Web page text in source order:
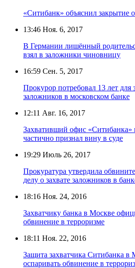
«Ситибанк» объяснил закрытие
13:46 Ноя. 6, 2017
В Германии лишённый
взял в заложники чиновницу
16:59 Сен. 5, 2017
Прокурор потребовал 13 лет для
заложников в московском банке
12:11 Авг. 16, 2017
Захвативший офис
частично признал вину в суде
19:29 Июль 26, 2017
Прокуратура утвердила
делу о захвате заложников в
18:16 Ноя. 24, 2016
Захватчику банка в Москве
обвинение в терроризме
18:11 Ноя. 22, 2016
Защита захватчика Ситибанка в
оспаривать обвинение в